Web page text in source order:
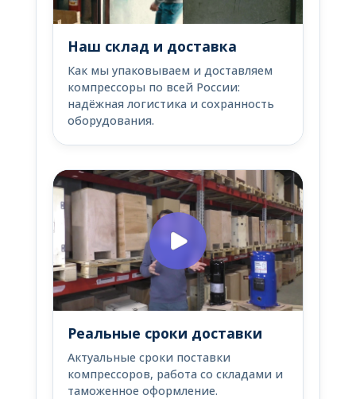
Наш склад и доставка
Как мы упаковываем и доставляем
компрессоры по всей России:
надёжная логистика и сохранность
оборудования.
Реальные сроки доставки
Актуальные сроки поставки
компрессоров, работа со складами и
таможенное оформление.